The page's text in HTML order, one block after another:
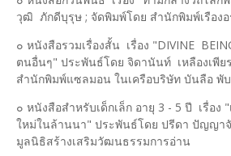
วุฒิ ภักดีบุรุษ ; จัดพิมพ์โดย สำนักพิมพ์เรือง
๐ หนังสือรวมเรื่องสั้น เรื่อง "DIVINE
ตนอื่นๆ" ประพันธ์โดย จิดานันท์ เหลืองเพีย
สำนักพิมพ์แซลมอน ในเครือบริษัท บันลือ พั
๐ หนังสือสำหรับเด็กเล็ก อายุ 3 - 5 ปี เรื่อง
ใหม่ในล้านนา" ประพันธ์โดย ปรีดา ปัญญา
มูลนิธิสร้างเสริมวัฒนธรรมการอ่าน